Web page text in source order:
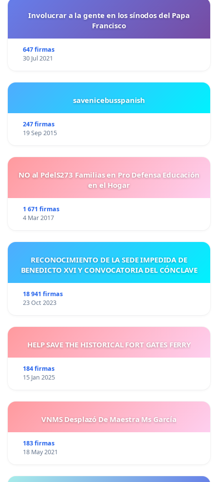
Involucrar a la gente en los sínodos del Papa
Francisco
647 firmas
30 Jul 2021
savenicebusspanish
247 firmas
19 Sep 2015
NO al PdelS273 Familias en Pro Defensa Educación
en el Hogar
1 671 firmas
4 Mar 2017
RECONOCIMIENTO DE LA SEDE IMPEDIDA DE
BENEDICTO XVI Y CONVOCATORIA DEL CÓNCLAVE
18 941 firmas
23 Oct 2023
HELP SAVE THE HISTORICAL FORT GATES FERRY
184 firmas
15 Jan 2025
VNMS Desplazó De Maestra Ms García
183 firmas
18 May 2021